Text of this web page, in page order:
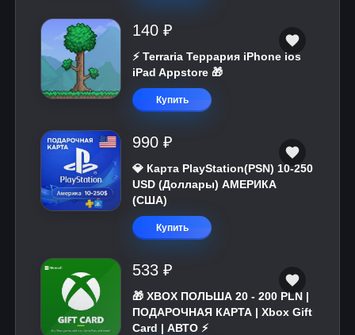
140 ₽
⚡️ Terraria Террария iPhone ios
iPad Appstore 🎁
Купить
990 ₽
💎 Карта PlayStation(PSN) 10-250
USD (Доллары) АМЕРИКА
(США)
Купить
533 ₽
🎁 XBOX ПОЛЬША 20 - 200 PLN |
ПОДАРОЧНАЯ КАРТА | Xbox Gift
Card | АВТО ⚡